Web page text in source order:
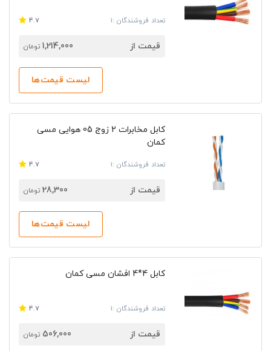
تعداد فروشندگان :1 4.7
قیمت از 1,214,000 تومان
لیست قیمت‌ها
کابل مخابرات 2 زوج 05 هوایی مسی
کمان
تعداد فروشندگان :1 4.7
قیمت از 28,300 تومان
لیست قیمت‌ها
کابل 4*4 افشان مسی کمان
تعداد فروشندگان :1 4.7
قیمت از 506,000 تومان